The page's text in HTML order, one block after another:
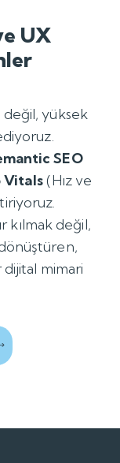
UX
değil, yüksek
SEO
Vitals(Hız ve
kılmak değil,
mimari